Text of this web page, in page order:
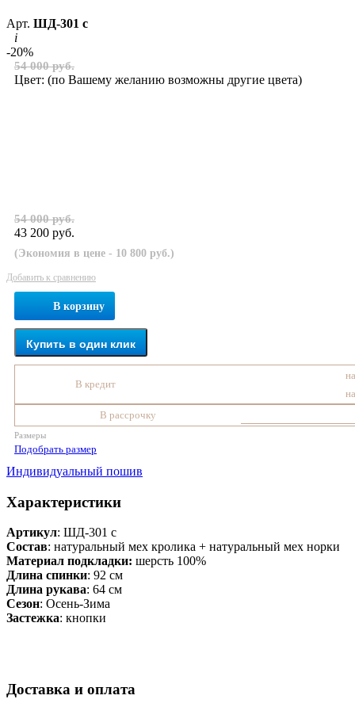
Арт. ШД-301 с
i
-20%
54 000 руб.
Цвет: (по Вашему желанию возможны другие цвета)
54 000 руб.
43 200 руб.
(Экономия в цене - 10 800 руб.)
Добавить к сравнению
В корзину
Купить в один клик
В кредит
В рассрочку
Размеры
Подобрать размер
Индивидуальный пошив
Характеристики
Артикул: ШД-301 с
Состав: натуральный мех кролика + натуральный мех норки
Материал подкладки: шерсть 100%
Длина спинки: 92 см
Длина рукава: 64 см
Сезон: Осень-Зима
Застежка: кнопки
Доставка и оплата